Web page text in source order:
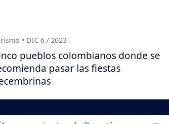
• DIC 6 / 2023
pueblos colombianos donde se
pasar las fiestas